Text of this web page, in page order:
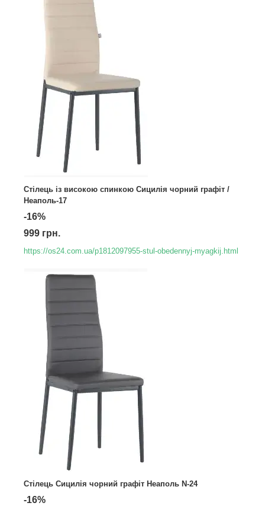
Стілець із високою спинкою Сицилія чорний графіт /
Неаполь-17
-16%
999 грн.
https://os24.com.ua/p1812097955-stul-obedennyj-myagkij.html
Стілець Сицилія чорний графіт Неаполь N-24
-16%